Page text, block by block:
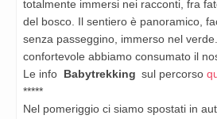
totalmente immersi nei racconti, fra
del bosco. Il sentiero è panoramico,
senza passeggino, immerso nel
confortevole abbiamo consumato il
Le info Babytrekking sul percorso
*****
Nel pomeriggio ci siamo spostati in